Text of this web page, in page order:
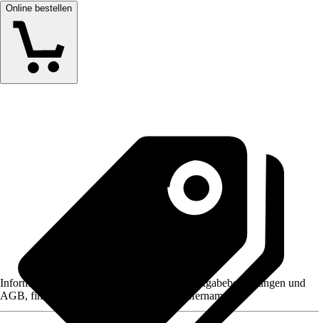
Online bestellen
Informationen des Verkäufers, wie z. B. Rückgabebedingungen und
AGB, finden Sie bei Klick auf den Verkäufernamen.